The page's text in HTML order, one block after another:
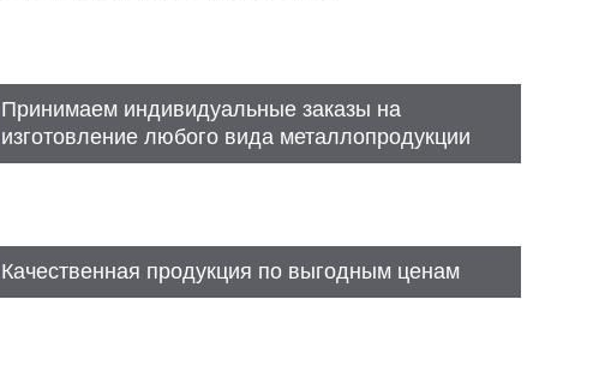
Принимаем индивидуальные заказы на
изготовление любого вида металлопродукции
Качественная продукция по выгодным ценам